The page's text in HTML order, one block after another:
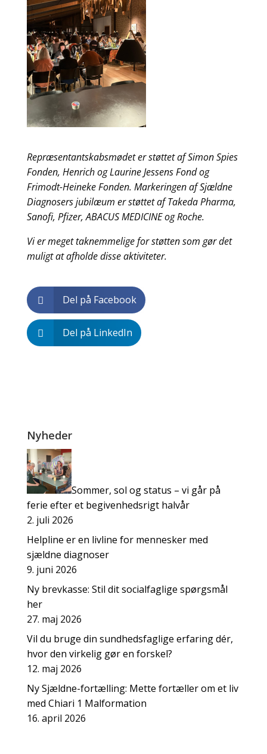
Repræsentantskabsmødet er støttet af Simon Spies
Fonden, Henrich og Laurine Jessens Fond og
Frimodt-Heineke Fonden. Markeringen af Sjældne
Diagnosers jubilæum er støttet af Takeda Pharma,
Sanofi, Pfizer, ABACUS MEDICINE og Roche.
Vi er meget taknemmelige for støtten som gør det
muligt at afholde disse aktiviteter.
 Del på Facebook
 Del på LinkedIn
Nyheder
Sommer, sol og status – vi går på
ferie efter et begivenhedsrigt halvår
2. juli 2026
Helpline er en livline for mennesker med
sjældne diagnoser
9. juni 2026
Ny brevkasse: Stil dit socialfaglige spørgsmål
her
27. maj 2026
Vil du bruge din sundhedsfaglige erfaring dér,
hvor den virkelig gør en forskel?
12. maj 2026
Ny Sjældne-fortælling: Mette fortæller om et liv
med Chiari 1 Malformation
16. april 2026